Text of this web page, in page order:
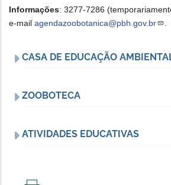
Informações: 3277-7286
e-mail agendazoobotanica@pbh.gov.br
CASA DE EDUCAÇÃO
ZOOBOTECA
ATIVIDADES EDUCATIVAS